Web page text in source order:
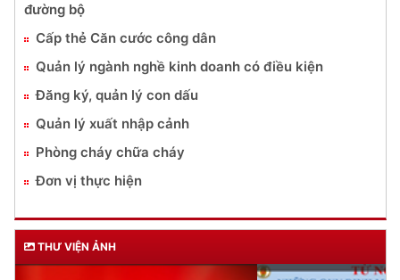
đường bộ
Cấp thẻ Căn cước công dân
Quản lý ngành nghề kinh doanh có điều kiện
Đăng ký, quản lý con dấu
Quản lý xuất nhập cảnh
Phòng cháy chữa cháy
Đơn vị thực hiện
THƯ VIỆN ẢNH